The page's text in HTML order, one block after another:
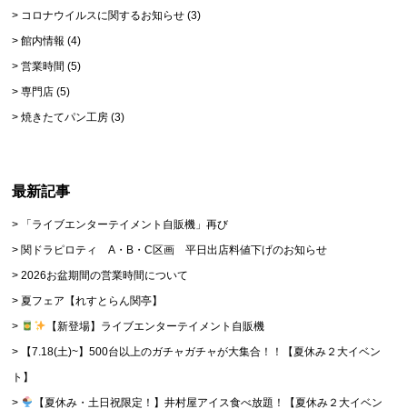
コロナウイルスに関するお知らせ (3)
館内情報 (4)
営業時間 (5)
専門店 (5)
焼きたてパン工房 (3)
最新記事
「ライブエンターテイメント自販機」再び
関ドラピロティ A・B・C区画 平日出店料値下げのお知らせ
2026お盆期間の営業時間について
夏フェア【れすとらん関亭】
【新登場】ライブエンターテイメント自販機
【7.18(土)~】500台以上のガチャガチャが大集合！！【夏休み２大イベン
ト】
【夏休み・土日祝限定！】井村屋アイス食べ放題！【夏休み２大イベン